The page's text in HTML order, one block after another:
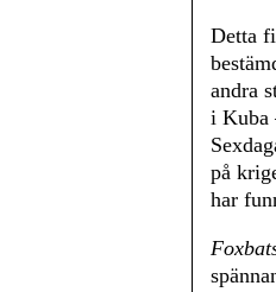
Detta
andra
i Kuba
på
har